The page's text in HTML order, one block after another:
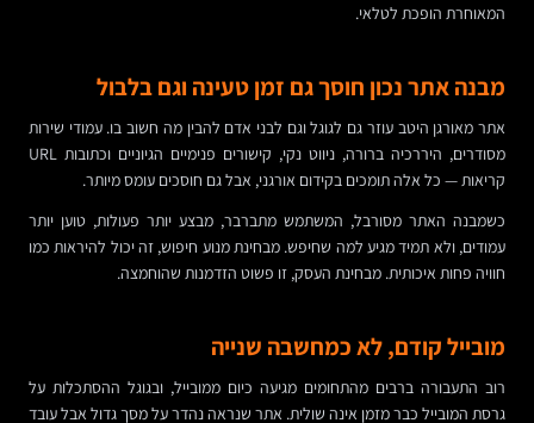
המאוחרת הופכת לטלאי.
מבנה אתר נכון חוסך גם זמן טעינה וגם בלבול
אתר מאורגן היטב עוזר גם לגוגל וגם לבני אדם להבין מה חשוב בו. עמודי שירות
מסודרים, היררכיה ברורה, ניווט נקי, קישורים פנימיים הגיוניים וכתובות URL
קריאות — כל אלה תומכים בקידום אורגני, אבל גם חוסכים עומס מיותר.
כשמבנה האתר מסורבל, המשתמש מתברבר, מבצע יותר פעולות, טוען יותר
עמודים, ולא תמיד מגיע למה שחיפש. מבחינת מנוע חיפוש, זה יכול להיראות כמו
חוויה פחות איכותית. מבחינת העסק, זו פשוט הזדמנות שהוחמצה.
מובייל קודם, לא כמחשבה שנייה
רוב התעבורה ברבים מהתחומים מגיעה כיום ממובייל, ובגוגל ההסתכלות על
גרסת המובייל כבר מזמן אינה שולית. אתר שנראה נהדר על מסך גדול אבל עובד